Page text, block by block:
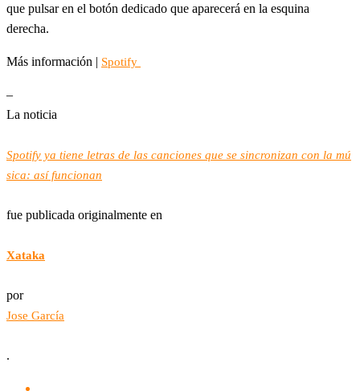
que pulsar en el botón dedicado que aparecerá en la esquina
derecha.
Más información | Spotify
–
La noticia
Spotify ya tiene letras de las canciones que se sincronizan con la mú
sica: así funcionan
fue publicada originalmente en
Xataka
por
Jose García
.